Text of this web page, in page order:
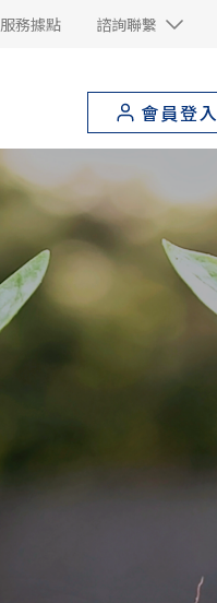
服務據點 諮詢聯繫
會員登入